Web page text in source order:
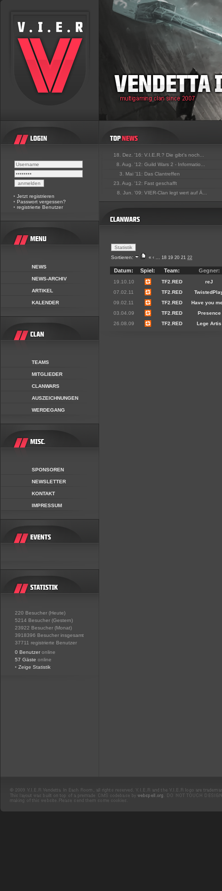
• Jetzt registrieren
• Passwort vergessen?
• registrierte Benutzer
NEWS
NEWS-ARCHIV
ARTIKEL
KALENDER
TEAMS
MITGLIEDER
CLANWARS
AUSZEICHNUNGEN
WERDEGANG
SPONSOREN
NEWSLETTER
KONTAKT
IMPRESSUM
220 Besucher (Heute)
5214 Besucher (Gestern)
23922 Besucher (Monat)
3918396 Besucher insgesamt
37711 registrierte Benutzer
0 Benutzer online
57 Gäste online
• Zeige Statistik
18. Dez. '16: V.I.E.R.? Die gibt's noch...
8. Aug. '12: Guild Wars 2 - Informatio...
3. Mai '11: Das Clantreffen
23. Aug. '12: Fast geschafft
8. Jun. '09: VIER-Clan legt wert auf Ä...
Sortieren: « ‹ ... 18 19 20 21 22
Datum: Spiel: Team: Gegner:
19.10.10 TF2.RED
reJ
07.02.11
TF2.RED
09.02.11
TF2.RED
Have you
03.04.09
TF2.RED
Presence
26.08.09
TF2.RED Lege Artis